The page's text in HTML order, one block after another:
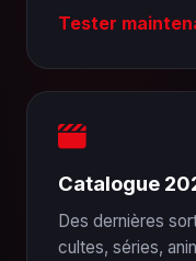
Tester
Catalogue
Des dernières
cultes, séries,